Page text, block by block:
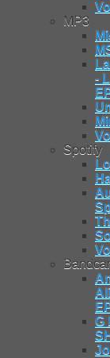
MP3
-
Spotify
G